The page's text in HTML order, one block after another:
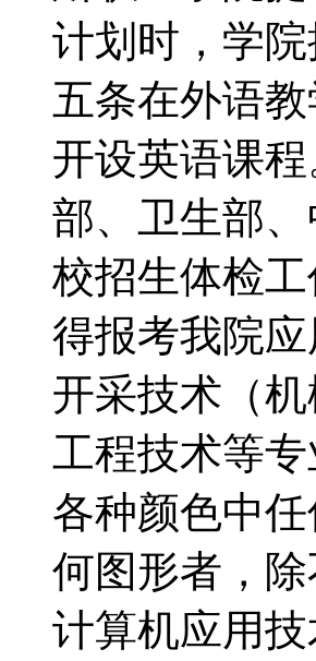
计划时，
五条在外语
开设英语课
部、卫生部
校招生体检
得报考我院
开采技术（
工程技术等
各种颜色中
何图形者，
计算机应用